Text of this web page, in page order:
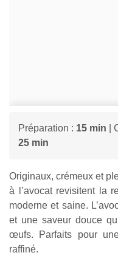
Préparation : 15 min |
25 min
Originaux, crémeux et
à l’avocat revisitent la
moderne et saine.
et une saveur douce
œufs. Parfaits pour
raffiné.